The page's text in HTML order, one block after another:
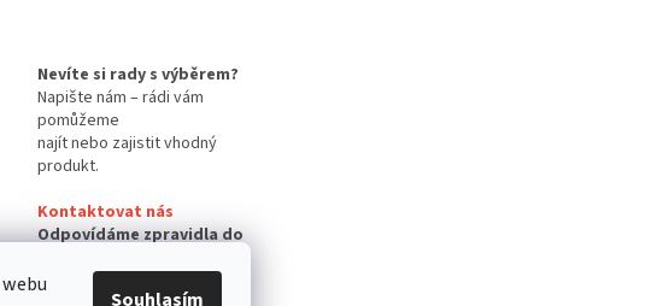
Souhlasím
Nevíte si rady s výběrem?
Napište nám – rádi vám
pomůžeme
najít nebo zajistit vhodný
produkt.
Kontaktovat nás
Odpovídáme zpravidla do